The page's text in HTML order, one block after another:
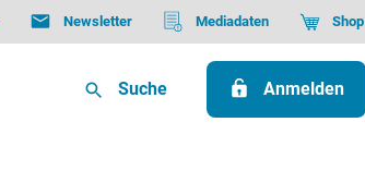
Newsletter Mediadaten Shop
Suche Anmelden